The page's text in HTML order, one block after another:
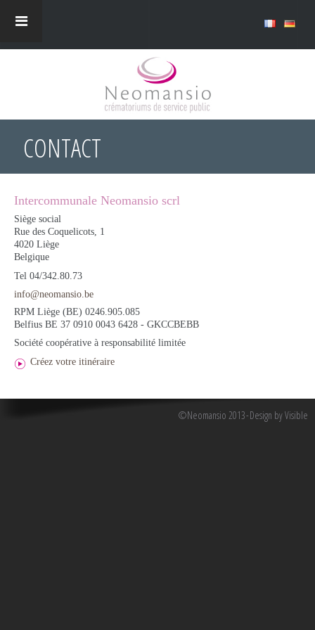
CONTACT
Intercommunale Neomansio scrl
Siège social
Rue des Coquelicots, 1
4020 Liège
Belgique
Tel 04/342.80.73
info@neomansio.be
RPM Liège (BE) 0246.905.085
Belfius BE 37 0910 0043 6428 - GKCCBEBB
Société coopérative à responsabilité limitée
Créez votre itinéraire
©Neomansio 2013 Design by Visible